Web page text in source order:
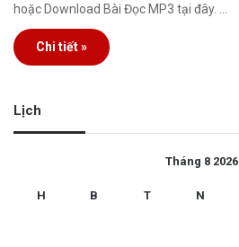
hoặc Download Bài Đọc MP3 tại đây. …
Chi tiết »
Lịch
Tháng 8 2026
H B T N